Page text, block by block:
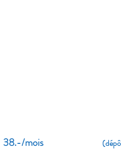
38.-/mois